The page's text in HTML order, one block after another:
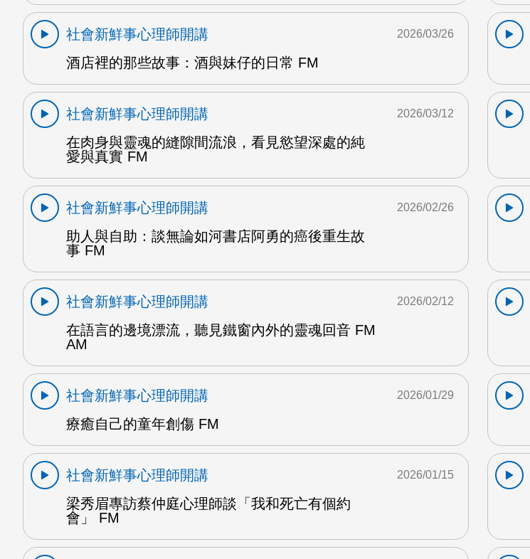
社會新鮮事心理師開講
酒店裡的那些故事：酒與妹仔的日常 FM
2026/03/26
社會新鮮事心理師開講
在肉身與靈魂的縫隙間流浪，看見慾望深處的純
愛與真實 FM
2026/03/12
社會新鮮事心理師開講
助人與自助：談無論如河書店阿勇的癌後重生故
事 FM
2026/02/26
社會新鮮事心理師開講
在語言的邊境漂流，聽見鐵窗內外的靈魂回音 FM
AM
2026/02/12
社會新鮮事心理師開講
療癒自己的童年創傷 FM
2026/01/29
社會新鮮事心理師開講
梁秀眉專訪蔡仲庭心理師談「我和死亡有個約
會」 FM
2026/01/15